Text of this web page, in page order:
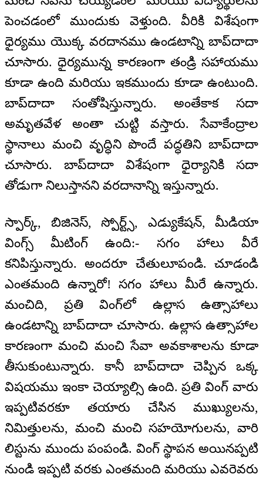
పెంచడంలో ముందుకు వెళ్తుంది. వీరికి విశేషంగా
ధైర్యము యొక్క వరదానము ఉండటాన్ని బాప్‌దాదా
చూసారు. ధైర్యమున్న కారణంగా తండ్రి సహాయము
కూడా ఉంది మరియు ఇకముందు కూడా ఉంటుంది.
బాప్‌దాదా సంతోషిస్తున్నారు. అంతేకాక సదా
అమృతవేళ అంతా చుట్టి వస్తారు. సేవాకేంద్రాల
స్థానాలు మంచి వృద్ధిని పొందే పద్ధతిని బాప్‌దాదా
చూసారు. బాప్‌దాదా విశేషంగా ధైర్యానికి సదా
తోడుగా నిలుస్తానని వరదానాన్ని ఇస్తున్నారు.
స్పార్క్, బిజినెస్, స్పోర్ట్స్, ఎడ్యుకేషన్, మీడియా
వింగ్స్ మీటింగ్ ఉంది:- సగం హాలు వీరే
కనిపిస్తున్నారు. అందరూ చేతులూపండి. చూడండి
ఎంతమంది ఉన్నారో! సగం హాలు మీరే ఉన్నారు.
మంచిది, ప్రతి వింగ్‌లో ఉల్లాస ఉత్సాహాలు
ఉండటాన్ని బాప్‌దాదా చూసారు. ఉల్లాస ఉత్సాహాల
కారణంగా మంచి మంచి సేవా అవకాశాలను కూడా
తీసుకుంటున్నారు. కానీ బాప్‌దాదా చెప్పిన ఒక్క
విషయము ఇంకా చెయ్యాల్సి ఉంది. ప్రతి వింగ్ వారు
ఇప్పటివరకూ తయారు చేసిన ముఖ్యులను,
నిమిత్తులను, మంచి మంచి సహయోగులను, వారి
లిస్టును ముందు పంపండి. వింగ్ స్థాపన అయినప్పటి
నుండి ఇప్పటి వరకు ఎంతమంది మరియు ఎవరెవరు